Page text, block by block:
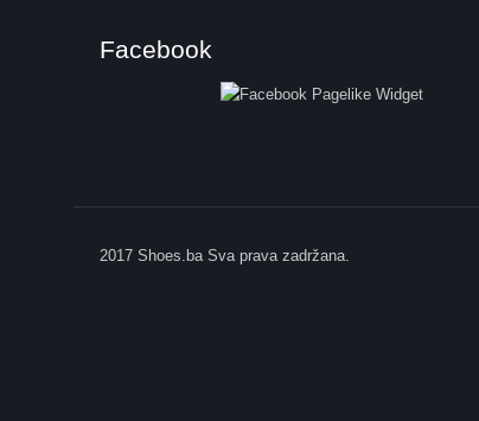
Facebook
2017 Shoes.ba Sva prava zadržana.